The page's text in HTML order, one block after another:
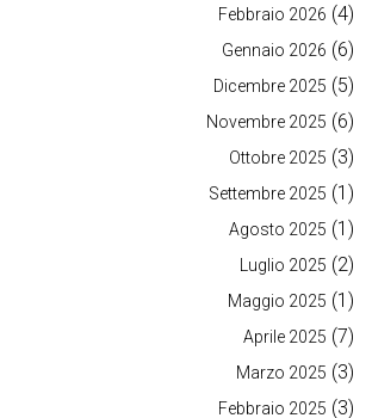
Febbraio 2026 (4)
Gennaio 2026 (6)
Dicembre 2025 (5)
Novembre 2025 (6)
Ottobre 2025 (3)
Settembre 2025 (1)
Agosto 2025 (1)
Luglio 2025 (2)
Maggio 2025 (1)
Aprile 2025 (7)
Marzo 2025 (3)
Febbraio 2025 (3)